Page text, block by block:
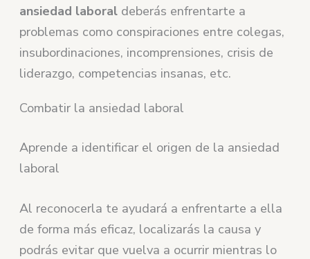
ansiedad laboral deberás enfrentarte a
problemas como conspiraciones entre colegas,
insubordinaciones, incomprensiones, crisis de
liderazgo, competencias insanas, etc.
Combatir la ansiedad laboral
Aprende a identificar el origen de la ansiedad
laboral
Al reconocerla te ayudará a enfrentarte a ella
de forma más eficaz, localizarás la causa y
podrás evitar que vuelva a ocurrir mientras lo